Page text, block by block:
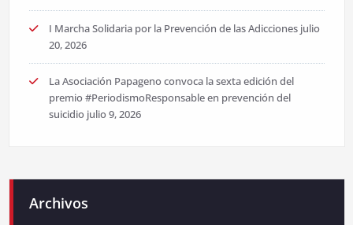
I Marcha Solidaria por la Prevención de las Adicciones julio
20, 2026
La Asociación Papageno convoca la sexta edición del
premio #PeriodismoResponsable en prevención del
suicidio julio 9, 2026
Archivos